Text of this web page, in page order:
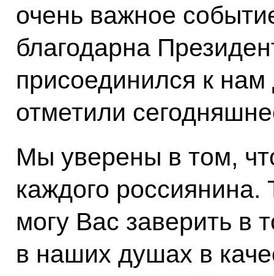
очень важное
благодарна
присоединился к
отметили
Мы уверены в том,
каждого
могу Вас заверить в
в наших душах в